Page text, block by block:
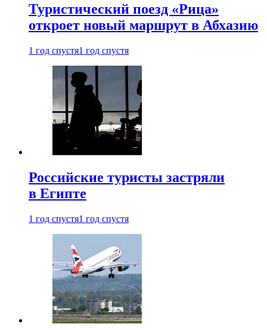
Туристический поезд «Рица»
откроет новый маршрут в Абхазию
1 год спустя1 год спустя
Российские туристы застряли
в Египте
1 год спустя1 год спустя